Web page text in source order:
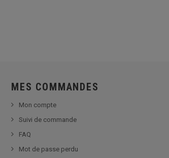
MES COMMANDES
Mon compte
Suivi de commande
FAQ
Mot de passe perdu